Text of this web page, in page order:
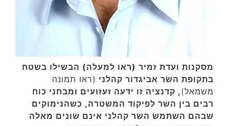
מסקנות ועדת זמיר (ראו למעלה) הבשילו בשטח
בתקופת השר אביגדור קהלני (ראו תמונה
משמאל), קדנציה זו ידעה זעזועים ומבחני כוח
רבים בין השר לפיקוד המשטרה, כשהנימוקים
שבהם השתמש השר קהלני אינם שונים מאלה